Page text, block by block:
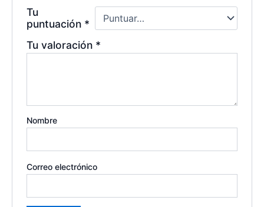
Tu
puntuación *
Tu valoración *
Nombre
Correo electrónico